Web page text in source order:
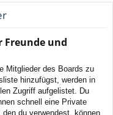
Freunde und
Mitglieder des Boards zu
hinzufügst, werden in
Zugriff aufgelistet. Du
schnell eine Private
du verwendest, können